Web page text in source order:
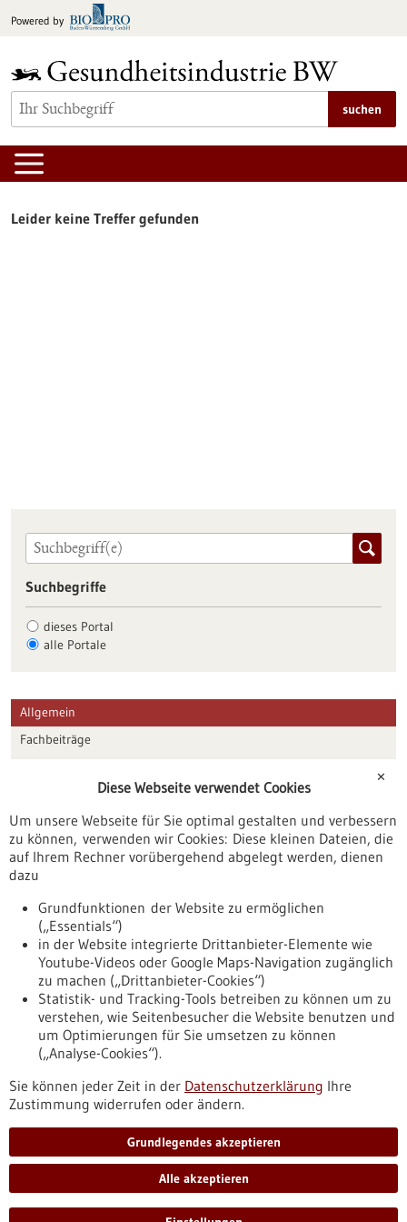
Inhalt
Powered by
suchen
Leider keine Treffer gefunden
Suchbegriffe
dieses Portal
alle Portale
Allgemein
Fachbeiträge
Veranstaltungen
Erscheinungsdatum
Nach oben
Informiert bleiben
Newsletter abonnieren
✕
Diese Webseite verwendet Cookies
Um unsere Webseite für Sie optimal gestalten und verbessern
zu können, verwenden wir Cookies: Diese kleinen Dateien, die
auf Ihrem Rechner vorübergehend abgelegt werden, dienen
dazu
Grundfunktionen der Website zu ermöglichen
(„Essentials“)
in der Website integrierte Drittanbieter-Elemente wie
Youtube-Videos oder Google Maps-Navigation zugänglich
zu machen („Drittanbieter-Cookies“)
Statistik- und Tracking-Tools betreiben zu können um zu
verstehen, wie Seitenbesucher die Website benutzen und
um Optimierungen für Sie umsetzen zu können
(„Analyse-Cookies“).
Sie können jeder Zeit in der Datenschutzerklärung Ihre
Zustimmung widerrufen oder ändern.
Grundlegendes akzeptieren
Alle akzeptieren